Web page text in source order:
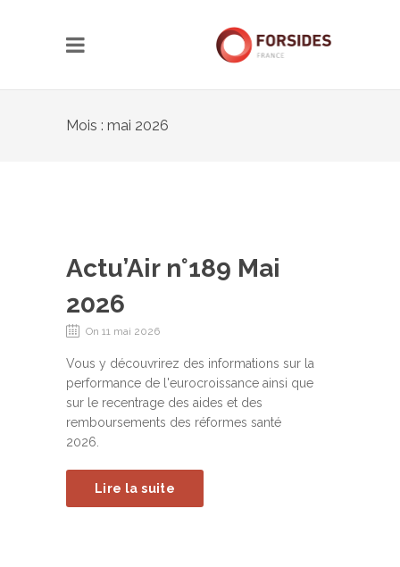
Mois : mai 2026
Actu’Air n°189 Mai
2026
On 11 mai 2026
Vous y découvrirez des informations sur la
performance de l'eurocroissance ainsi que
sur le recentrage des aides et des
remboursements des réformes santé
2026.
Lire la suite